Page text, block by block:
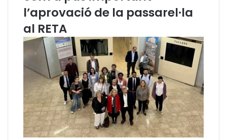
o
ç
e
n
d
e
f
n
E
”
l’aprovació de la passarel·la
al RETA